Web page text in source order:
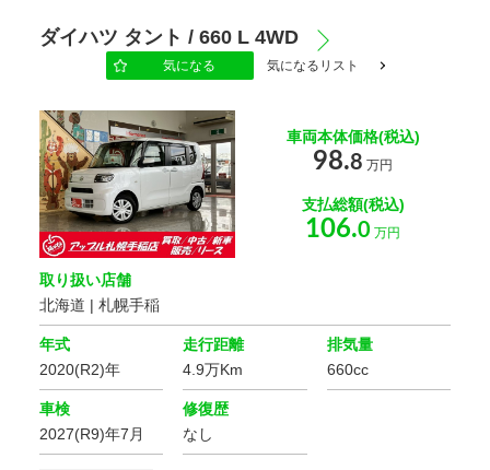
ダイハツ タント / 660 L 4WD
気になる 気になるリスト
車両本体価格(税込)
98.8 万円
支払総額(税込)
106.0 万円
取り扱い店舗
北海道 | 札幌手稲
年式
2020(R2)年
走行距離
4.9万Km
排気量
660cc
車検
2027(R9)年7月
修復歴
なし